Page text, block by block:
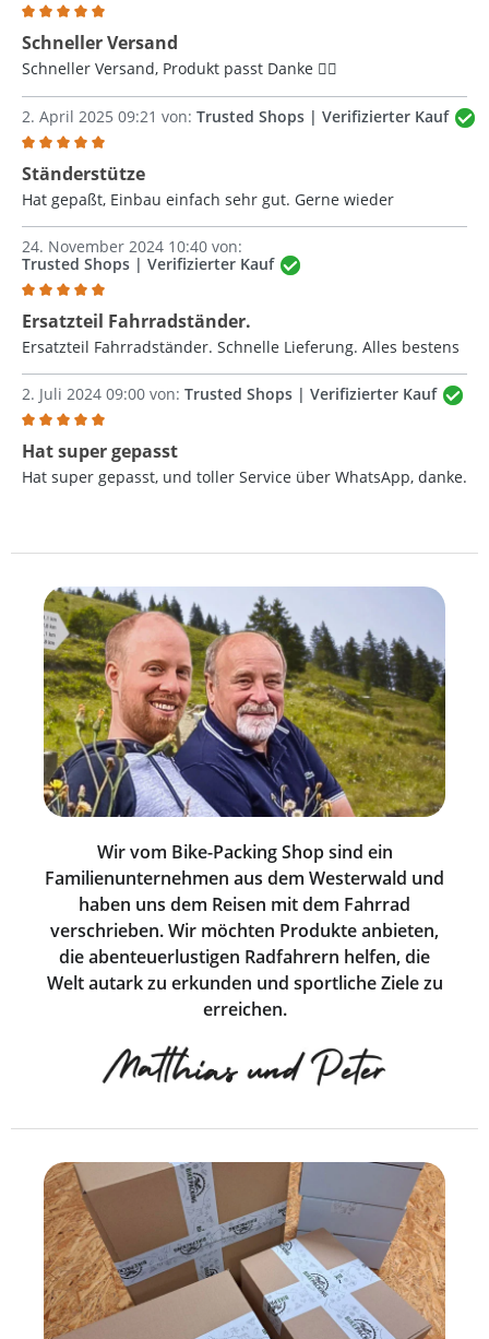
Bewertung mit 5 von 5 Sternen
Schneller Versand
Schneller Versand, Produkt passt Danke 👍🏻
2. April 2025 09:21 von: Trusted Shops | Verifizierter Kauf
Bewertung mit 5 von 5 Sternen
Ständerstütze
Hat gepaßt, Einbau einfach sehr gut. Gerne wieder
24. November 2024 10:40 von:
Trusted Shops | Verifizierter Kauf
Bewertung mit 5 von 5 Sternen
Ersatzteil Fahrradständer.
Ersatzteil Fahrradständer. Schnelle Lieferung. Alles bestens
2. Juli 2024 09:00 von: Trusted Shops | Verifizierter Kauf
Bewertung mit 5 von 5 Sternen
Hat super gepasst
Hat super gepasst, und toller Service über WhatsApp, danke.
Wir vom Bike-Packing Shop sind ein
Familienunternehmen aus dem Westerwald und
haben uns dem Reisen mit dem Fahrrad
verschrieben. Wir möchten Produkte anbieten,
die abenteuerlustigen Radfahrern helfen, die
Welt autark zu erkunden und sportliche Ziele zu
erreichen.